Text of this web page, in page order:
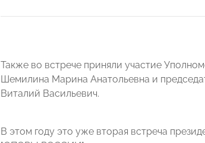
Также во встрече приняли участие
Шемилина Марина Анатольевна и
Виталий Васильевич.
В этом году это уже вторая встреча